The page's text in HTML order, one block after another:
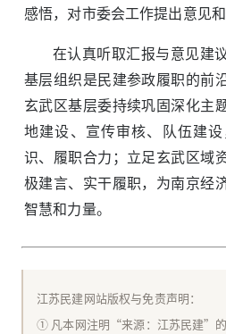
感悟，对市委会工作提出意见和
在认真听取汇报与意见建
基层组织是民建参政履职的前
玄武区基层委持续巩固深化主
地建设、宣传审核、队伍建
识、履职合力；立足玄武区域
极建言、实干履职，为南京经
智慧和力量。
江苏民建网站版权与免责声明：
① 凡本网注明“来源：江苏民建”